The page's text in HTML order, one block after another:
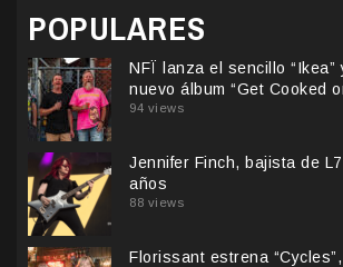
POPULARES
NFÏ lanza el sencillo “Ikea”
nuevo álbum “Get Cooked
94 views
Jennifer Finch, bajista de
años
88 views
Florissant estrena